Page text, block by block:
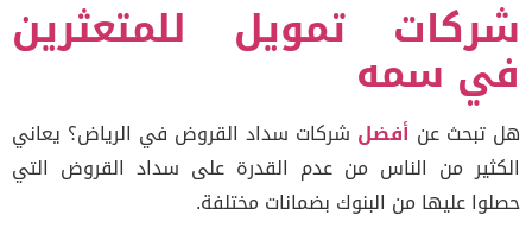
شركات تمويل للمتعثرين
في سمه
هل تبحث عن أفضل شركات سداد القروض في الرياض؟ يعاني
الكثير من الناس من عدم القدرة على سداد القروض التي
حصلوا عليها من البنوك بضمانات مختلفة.